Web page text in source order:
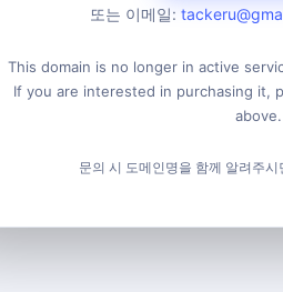
또는 이메일:
This domain is no longer in active
If you are interested in purchasing it,
above.
문의 시 도메인명을 함께 알려주